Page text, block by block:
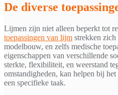
De diverse
Lijmen zijn niet alleen beperkt tot
toepassingen van lijm strekken zich
modelbouw, en zelfs medische
eigenschappen van verschillende
sterkte, flexibiliteit, en weerstand
omstandigheden, kan helpen bij
een specifieke taak.